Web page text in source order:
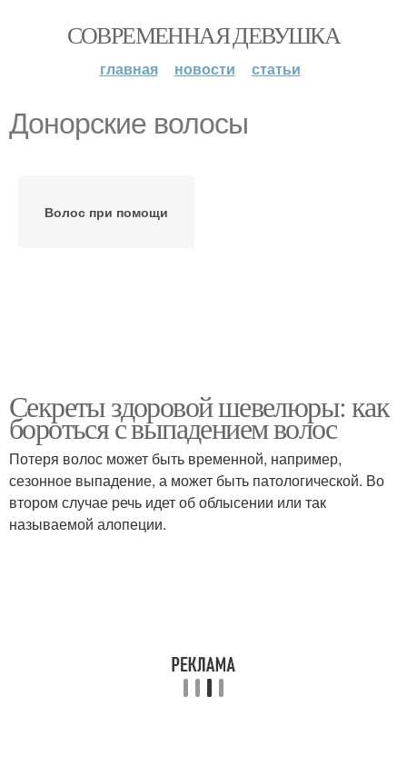
СОВРЕМЕННАЯ ДЕВУШКА
главная новости статьи
Донорские волосы
Волос при помощи
Секреты здоровой шевелюры: как
бороться с выпадением волос
Потеря волос может быть временной, например,
сезонное выпадение, а может быть патологической. Во
втором случае речь идет об облысении или так
называемой алопеции.